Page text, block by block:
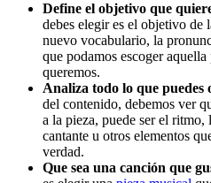
Define el objetivo que
debes elegir es el objetivo de
nuevo vocabulario, la
que podamos escoger
queremos.
Analiza todo lo que puedes
del contenido, debemos ver
a la pieza, puede ser el
cantante u otros elementos
verdad.
Que sea una canción que